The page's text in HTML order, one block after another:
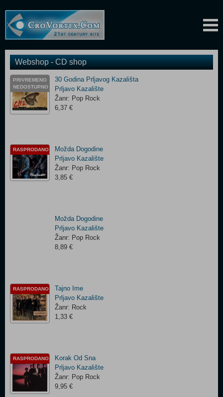
Webshop - CD shop
PRIVREMENO
NEDOSTUPNO
30 Godina Prljavog Kazališta
Prljavo Kazalište
Žanr: Pop Rock
6,37 €
RASPRODANO
Možda Dogodine
Prljavo Kazalište
Žanr: Pop Rock
3,85 €
Možda Dogodine
Prljavo Kazalište
Žanr: Pop Rock
8,89 €
RASPRODANO
Tajno Ime
Prljavo Kazalište
Žanr: Rock
1,33 €
RASPRODANO
Korak Od Sna
Prljavo Kazalište
Žanr: Pop Rock
9,95 €